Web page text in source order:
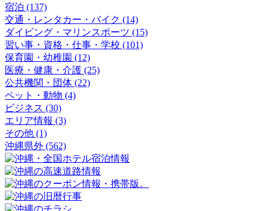
宿泊 (137)
交通・レンタカー・バイク (14)
ダイビング・マリンスポーツ (15)
習い事・資格・仕事・学校 (101)
保育園・幼稚園 (12)
医療・健康・介護 (25)
公共機関・団体 (22)
ペット・動物 (4)
ビジネス (30)
エリア情報 (3)
その他 (1)
沖縄県外 (562)